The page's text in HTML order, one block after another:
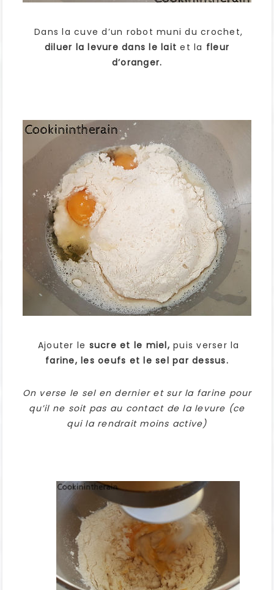
Dans la cuve d’un robot muni du crochet,
diluer la levure dans le lait et la fleur
d’oranger.
Ajouter le sucre et le miel, puis verser la
farine, les oeufs et le sel par dessus.
On verse le sel en dernier et sur la farine pour
qu’il ne soit pas au contact de la levure (ce
qui la rendrait moins active)